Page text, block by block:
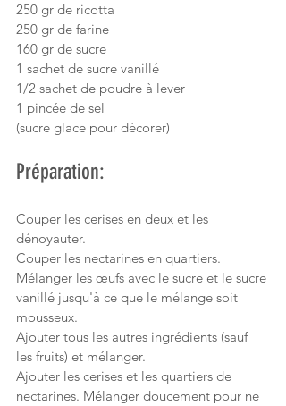
250 gr de ricotta
250 gr de farine
160 gr de sucre
1 sachet de sucre vanillé
1/2 sachet de poudre à lever
1 pincée de sel
(sucre glace pour décorer)
Préparation:
Couper les cerises en deux et les
dénoyauter.
Couper les nectarines en quartiers.
Mélanger les œufs avec le sucre et le sucre
vanillé jusqu'à ce que le mélange soit
mousseux.
Ajouter tous les autres ingrédients (sauf
les fruits) et mélanger.
Ajouter les cerises et les quartiers de
nectarines. Mélanger doucement pour ne